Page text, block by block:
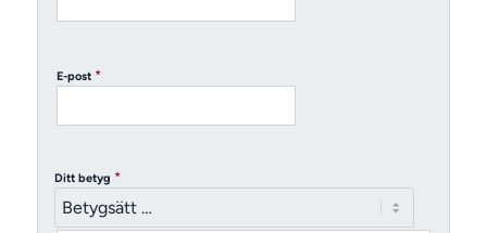
E-post *
Ditt betyg *